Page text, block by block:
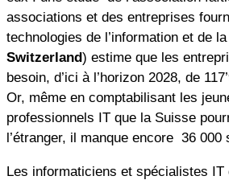
associations et des entreprises
technologies de l’information et de
Switzerland) estime que les
besoin, d’ici à l’horizon 2028, de
Or, même en comptabilisant les
professionnels IT que la Suisse
l’étranger, il manque encore 36 000
Les informaticiens et spécialistes IT